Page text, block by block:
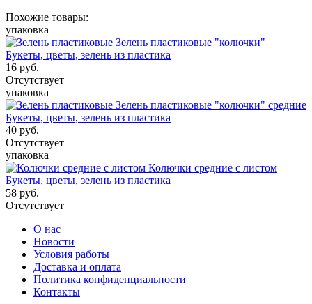
Похожие товары:
упаковка
Зелень пластиковые "колючки"
Букеты, цветы, зелень из пластика
16 руб.
Отсутствует
упаковка
Зелень пластиковые "колючки" средние
Букеты, цветы, зелень из пластика
40 руб.
Отсутствует
упаковка
Колючки средние с листом
Букеты, цветы, зелень из пластика
58 руб.
Отсутствует
О нас
Новости
Условия работы
Доставка и оплата
Политика конфиденциальности
Контакты